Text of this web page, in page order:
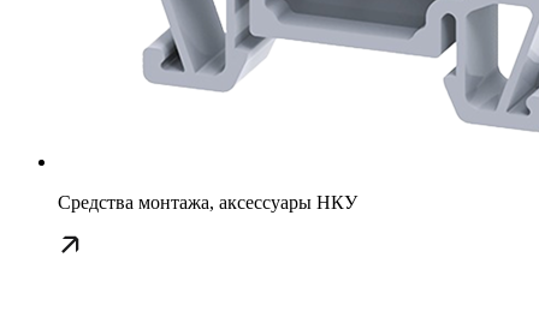
Средства монтажа, аксессуары НКУ